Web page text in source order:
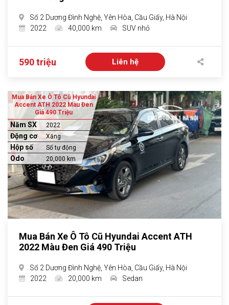
Số 2 Dương Đình Nghệ, Yên Hòa, Cầu Giấy, Hà Nội
2022
40,000 km SUV nhỏ
590 triệu Liên hệ
Mua Bán Xe Ô Tô Cũ Hyundai
Accent ATH 2022 Màu Đen
Giá 490 Triệu
Năm SX 2022
Động cơ Xăng
Hộp số Số tự động
Odo 20,000 km
Mua Bán Xe Ô Tô Cũ Hyundai Accent ATH
2022 Màu Đen Giá 490 Triệu
Số 2 Dương Đình Nghệ, Yên Hòa, Cầu Giấy, Hà Nội
2022
20,000 km Sedan